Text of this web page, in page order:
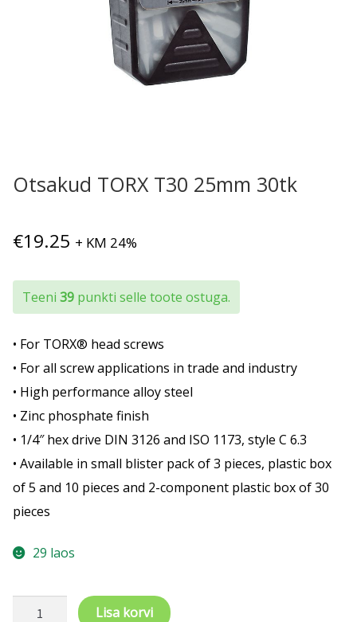
Otsakud TORX T30 25mm 30tk
€19.25 + KM 24%
Teeni 39 punkti selle toote ostuga.
• For TORX® head screws
• For all screw applications in trade and industry
• High performance alloy steel
• Zinc phosphate finish
• 1/4″ hex drive DIN 3126 and ISO 1173, style C 6.3
• Available in small blister pack of 3 pieces, plastic box
of 5 and 10 pieces and 2-component plastic box of 30
pieces
29 laos
Otsakud
Lisa korvi